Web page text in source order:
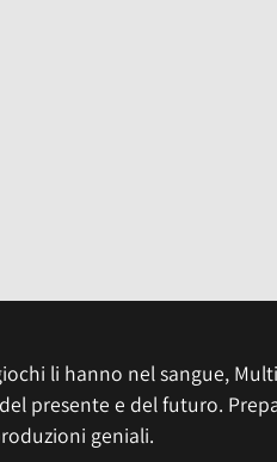
li hanno nel sangue,
presente e del futuro.
geniali.